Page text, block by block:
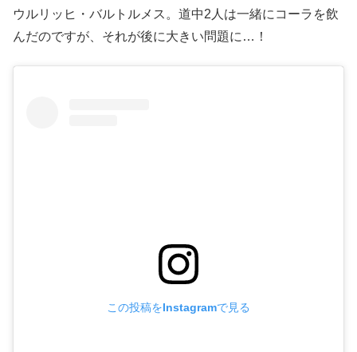
ウルリッヒ・バルトルメス。道中2人は一緒にコーラを飲
んだのですが、それが後に大きい問題に…！
この投稿をInstagramで見る